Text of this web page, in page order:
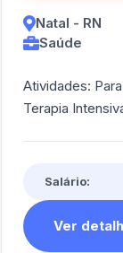
Natal - RN
Saúde
Atividades: Para atuar como enfermeiro em Unidade de
Terapia
Salário:
Ver